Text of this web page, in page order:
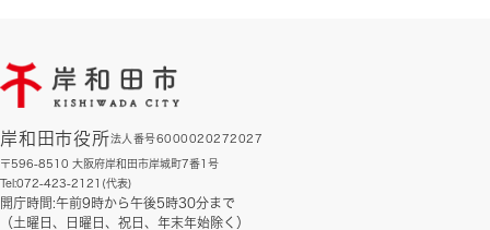
岸和田市役所法人番号6000020272027
〒596-8510 大阪府岸和田市岸城町7番1号
Tel:072-423-2121(代表)
開庁時間:午前9時から午後5時30分まで
（土曜日、日曜日、祝日、年末年始除く）